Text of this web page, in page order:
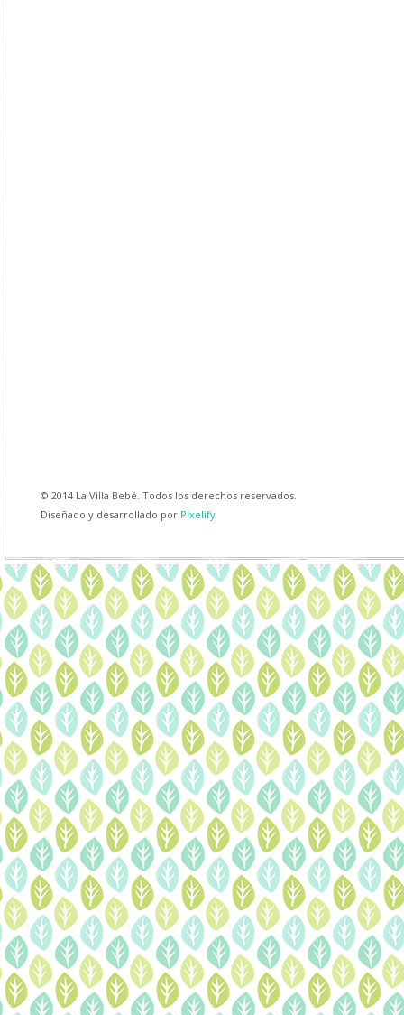
© 2014 La Villa Bebé. Todos los derechos reservados.
Diseñado y desarrollado por Pixelify